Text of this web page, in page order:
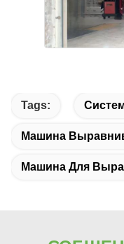
Tags:
Машина
Машина Для